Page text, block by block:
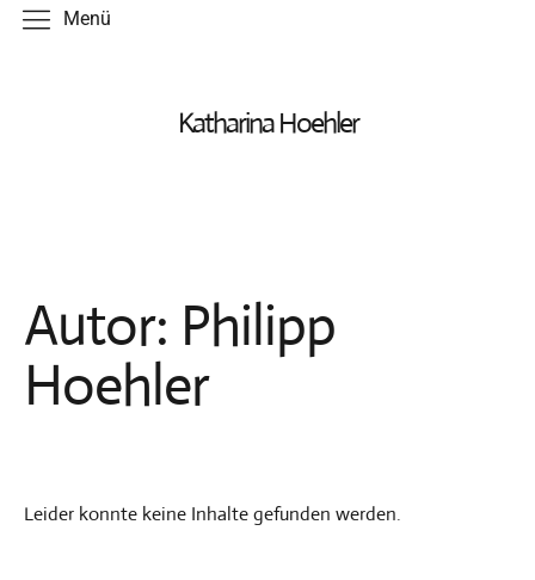
Katharina Hoehler
Menü
Arbeiten
Malerei
Künstlerbuch
Kataloge
Texte
Autor: Philipp
Hoehler
Leider konnte keine Inhalte gefunden werden.